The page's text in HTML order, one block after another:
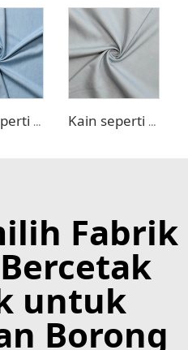
Kain seperti denim TR Kain seperti denim regang TR
Fabrik
untuk
Borong